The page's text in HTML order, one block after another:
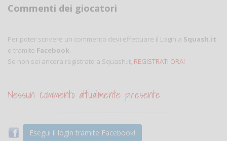
Commenti dei giocatori
Per poter scrivere un commento devi effettuare il Login a Squash.it
o tramite Facebook.
Se non sei ancora registrato a Squash.it, REGISTRATI ORA!
Nessun commento attualmente presente
Esegui il login tramite Facebook!